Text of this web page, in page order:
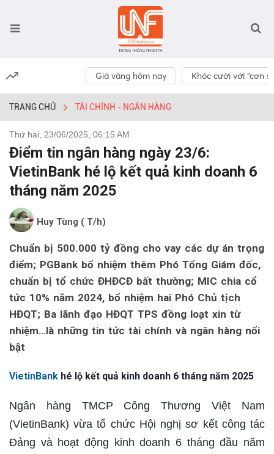
Giá vàng hôm nay Khóc cười với “cơn
TRANG CHỦ TÀI CHÍNH - NGÂN HÀNG
Thứ hai, 23/06/2025, 06:15 AM
Điểm tin ngân hàng ngày 23/6:
VietinBank hé lộ kết quả kinh doanh 6
tháng năm 2025
Huy Tùng ( T/h)
Chuẩn bị 500.000 tỷ đồng cho vay các dự án trọng
điểm; PGBank bổ nhiệm thêm Phó Tổng Giám đốc,
chuẩn bị tổ chức ĐHĐCĐ bất thường; MIC chia cổ
tức 10% năm 2024, bổ nhiệm hai Phó Chủ tịch
HĐQT; Ba lãnh đạo HĐQT TPS đồng loạt xin từ
nhiệm…là những tin tức tài chính và ngân hàng nổi
bật
VietinBank hé lộ kết quả kinh doanh 6 tháng năm 2025
Ngân hàng TMCP Công Thương Việt Nam
(VietinBank) vừa tổ chức Hội nghị sơ kết công tác
Đảng và hoạt động kinh doanh 6 tháng đầu năm